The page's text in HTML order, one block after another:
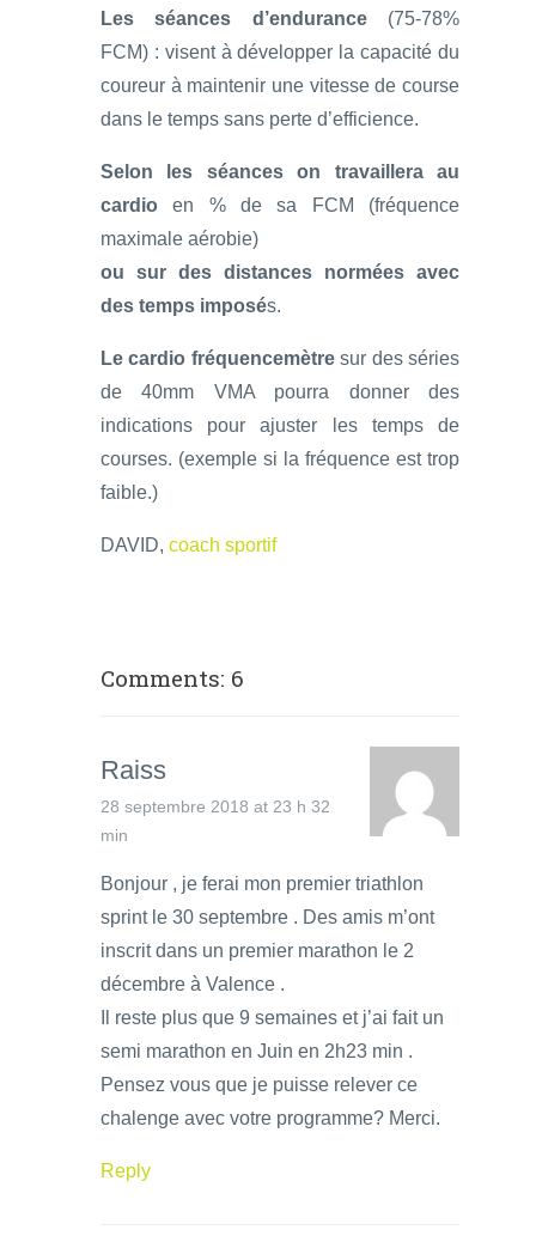
Les séances d’endurance(75-78%
FCM) : visent à développer la capacité du
coureur à maintenir une vitesse de course
dans le temps sans perte d’efficience.
Selon les séances on travaillera au
cardio en % de sa FCM (fréquence
maximale aérobie)
ou sur des distances normées avec
des temps imposés.
Le cardio fréquencemètresur des séries
de 40mm VMA pourra donner des
indications pour ajuster les temps de
courses. (exemple si la fréquence est trop
faible.)
DAVID, coach sportif
Comments: 6
Raiss
28 septembre 2018 at 23 h 32
min
Bonjour , je ferai mon premier triathlon
sprint le 30 septembre . Des amis m’ont
inscrit dans un premier marathon le 2
décembre à Valence .
Il reste plus que 9 semaines et j’ai fait un
semi marathon en Juin en 2h23 min .
Pensez vous que je puisse relever ce
chalenge avec votre programme? Merci.
Reply